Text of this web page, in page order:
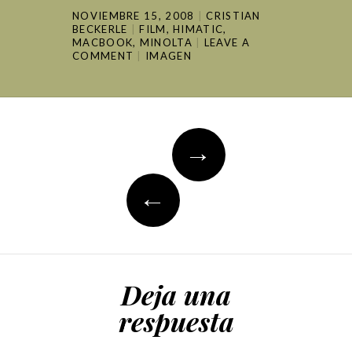
NOVIEMBRE 15, 2008
CRISTIAN
BECKERLE
FILM,HIMATIC,
MACBOOK, MINOLTA
LEAVE A
COMMENT
IMAGEN
navigation
→
←
Deja una
respuesta